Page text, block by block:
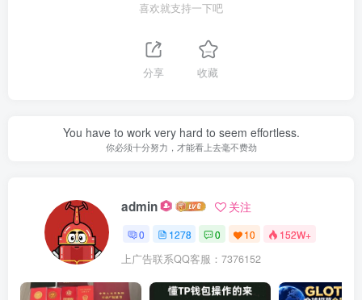
喜欢就支持一下吧
分享 收藏
You have to work very hard to seem effortless.
你必须十分努力，才能看上去毫不费劲
admin 关注
0 1278 0 10 152W+
上广告联系QQ客服：7376152